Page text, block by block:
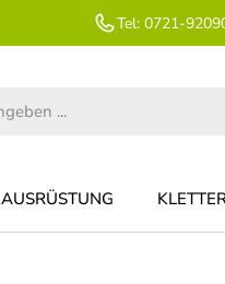
Tel: 0721-
AUSRÜSTUNG